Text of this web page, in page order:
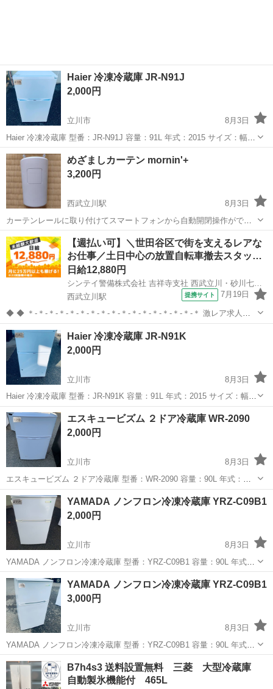
Haier 冷凍冷蔵庫 JR-N91J
2,000円
立川市
8月3日
Haier 冷凍冷蔵庫 型番：JR-N91J 容量：91L 年式：2015 サイズ：幅
480×奥行560×高さ852(mm) 管理コード：R5882342 ※側面に傷あり
※付属品は写真に写っているものが全てで...
東京 立川市 キッチン家電
めざましカーテン mornin'+
3,200円
西武立川駅
8月3日
カーテンレールに取り付けてスマートフォンから自動開閉操作ができ
る、Bluetooth接続対応のカーテン自動開閉デバイスです。 動作確認済
みです。 - ブランド: mornin' plus - 製品名: めざましカーテン ...
東京 立川市 西武立川駅 生活家電 カーテン
【週払い可】＼世田谷区で街を支えるレアな
お仕事／土日中心の放置自転車撤去スタッ…
日給12,880円
シンテイ警備株式会社 吉祥寺支社 西武立川・砂川七番・立川南(23)エリア/A3203200118
西武立川駅
提携サイト 7月19日
◆ ◆ ＊-＊-＊-＊-＊-＊-＊-＊-＊-＊-＊-＊-＊-＊-＊-＊-＊ 激レア求人★
放置自転車の撤去作業員大募集！ 普通自動車を運転できる方優遇◎
＊-＊-＊-＊-＊-＊-＊-＊-＊-＊-＊-＊-＊-＊-＊-＊-＊ ...
東京 立川市 西武立川駅 警備員
Haier 冷凍冷蔵庫 JR-N91K
2,000円
立川市
8月3日
Haier 冷凍冷蔵庫 型番：JR-N91K 容量：91L 年式：2015 サイズ：幅
480×奥行560×高さ852(mm) 管理コード：R5882341 ※正面に傷凹みあ
り ※付属品は写真に写っているものが全...
東京 立川市 キッチン家電
エスキュービズム ２ドア冷蔵庫 WR-2090
2,000円
立川市
8月3日
エスキュービズム ２ドア冷蔵庫 型番：WR-2090 容量：90L 年式：
2016 サイズ：幅495×奥行520×高さ845(㎜) 管理コード：R5882340 ※
正面及び側面に傷凹みあり ※付属品は写真に写っ...
東京 立川市
YAMADA ノンフロン冷凍冷蔵庫 YRZ-C09B1
2,000円
立川市
8月3日
YAMADA ノンフロン冷凍冷蔵庫 型番：YRZ-C09B1 容量：90L 年式：
2017 サイズ：幅478×奥行509×高さ852(mm) 管理コード：R5882339
※冷蔵室に割れあり ※付属品は写真に写...
東京 立川市
YAMADA ノンフロン冷凍冷蔵庫 YRZ-C09B1
3,000円
立川市
8月3日
YAMADA ノンフロン冷凍冷蔵庫 型番：YRZ-C09B1 容量：90L 年式：
2017 サイズ：幅478×奥行509×高さ852(mm) 管理コード：R5882338
※付属品は写真に写っているものが全てです...
東京 立川市 キッチン家電 商品
B7h4s3 送料設置無料 三菱 大型冷蔵庫
自動製氷機能付 465L